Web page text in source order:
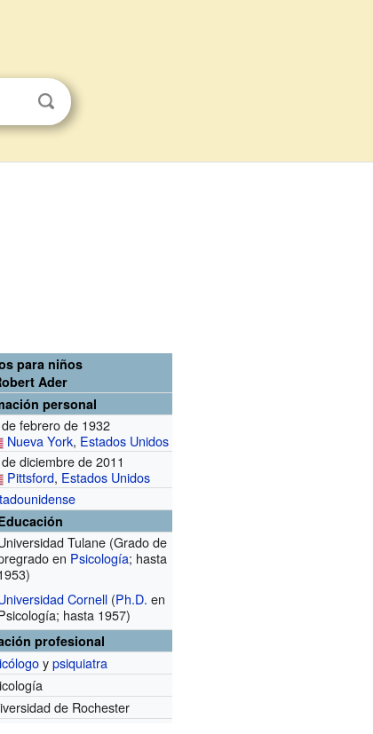
para niños
Ader
personal
febrero de 1932
Nueva York, Estados Unidos
diciembre de 2011
Pittsford, Estados Unidos
Tulane (Grado de
en Psicología; hasta
Cornell (Ph.D. en
hasta 1957)
profesional
ypsiquiatra
de Rochester